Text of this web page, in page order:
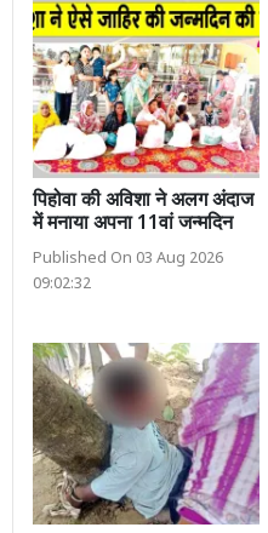
पिहोवा की अविशा ने अलग अंदाज
में मनाया अपना 11वां जन्मदिन
Published On 03 Aug 2026
09:02:32